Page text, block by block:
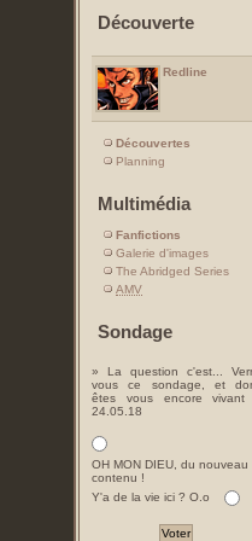
Découverte
Redline
Découvertes
Planning
Multimédia
Fanfictions
Galerie d'images
The Abridged Series
AMV
Sondage
» La question c'est...
vous ce sondage, et
êtes vous encore vivant
24.05.18
OH MON DIEU, du nouveau
contenu !
Y'a de la vie ici ? O.o